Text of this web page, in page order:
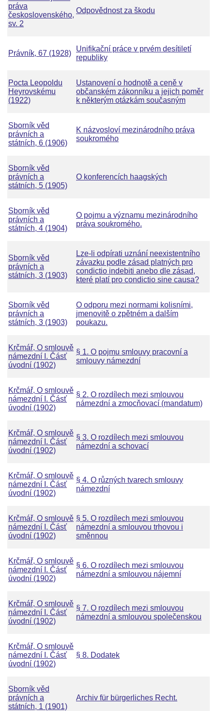
práva
československého,
sv. 2
Odpovědnost za škodu
Právník, 67 (1928)
Unifikační práce v prvém desítiletí
republiky
Pocta Leopoldu
Heyrovskému
(1922)
Ustanovení o hodnotě a ceně v
občanském zákonníku a jejich poměr
k některým otázkám současným
Sborník věd
právních a
státních, 6 (1906)
K názvosloví mezinárodního práva
soukromého
Sborník věd
právních a
státních, 5 (1905)
O konferencích haagských
Sborník věd
právních a
státních, 4 (1904)
O pojmu a významu mezinárodního
práva soukromého.
Sborník věd
právních a
státních, 3 (1903)
Lze-li odpírati uznání neexistentního
závazku podle zásad platných pro
condictio indebiti anebo dle zásad,
které platí pro condictio sine causa?
Sborník věd
právních a
státních, 3 (1903)
O odporu mezi normami kolisními,
jmenovitě o zpětném a dalším
poukazu.
Krčmář, O smlouvě
námezdní I. Čásť
úvodní (1902)
§ 1. O pojmu smlouvy pracovní a
smlouvy námezdní
Krčmář, O smlouvě
námezdní I. Čásť
úvodní (1902)
§ 2. O rozdílech mezi smlouvou
námezdní a zmocňovací (mandatum)
Krčmář, O smlouvě
námezdní I. Čásť
úvodní (1902)
§ 3. O rozdílech mezi smlouvou
námezdní a schovací
Krčmář, O smlouvě
námezdní I. Čásť
úvodní (1902)
§ 4. O různých tvarech smlouvy
námezdní
Krčmář, O smlouvě
námezdní I. Čásť
úvodní (1902)
§ 5. O rozdílech mezi smlouvou
námezdní a smlouvou trhovou i
směnnou
Krčmář, O smlouvě
námezdní I. Čásť
úvodní (1902)
§ 6. O rozdílech mezi smlouvou
námezdní a smlouvou nájemní
Krčmář, O smlouvě
námezdní I. Čásť
úvodní (1902)
§ 7. O rozdílech mezi smlouvou
námezdní a smlouvou společenskou
Krčmář, O smlouvě
námezdní I. Čásť
úvodní (1902)
§ 8. Dodatek
Sborník věd
právních a
státních, 1 (1901)
Archiv für bürgerliches Recht.